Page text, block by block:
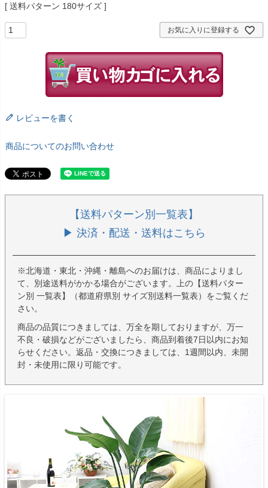
送料パターン 180サイズ
お気に入りに登録する
レビューを書く
商品についてのお問い合わせ
【送料パターン別一覧表】
▶ 決済・配送・送料はこちら
※北海道・東北・沖縄・離島へのお届けは、商品によりまし
て、別途送料がかかる場合がございます。上の【送料パター
ン別 一覧表】（都道府県別 サイズ別送料一覧表）をご覧くだ
さい。
商品の品質につきましては、万全を期しておりますが、万一
不良・破損などがございましたら、商品到着後7日以内にお知
らせください。返品・交換につきましては、1週間以内、未開
封・未使用に限り可能です。